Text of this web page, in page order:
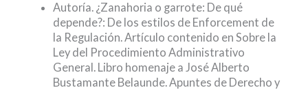
Autoría. ¿Zanahoria o garrote: De qué
depende?: De los estilos de Enforcement de
la Regulación. Artículo contenido en Sobre la
Ley del Procedimiento Administrativo
General. Libro homenaje a José Alberto
Bustamante Belaunde. Apuntes de Derecho y